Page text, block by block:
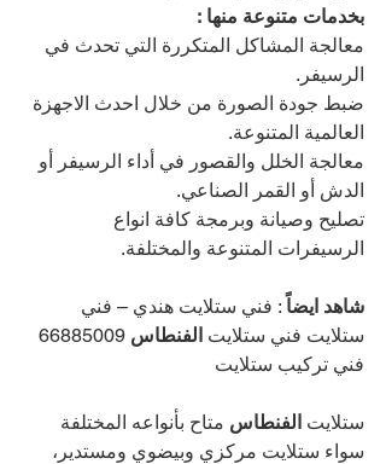
بخدمات متنوعة منها :
معالجة المشاكل المتكررة التي تحدث في
الرسيفر.
ضبط جودة الصورة من خلال احدث الاجهزة
العالمية المتنوعة.
معالجة الخلل والقصور في أداء الرسيفر أو
الدش أو القمر الصناعي.
تصليح وصيانة وبرمجة كافة انواع
الرسيفرات المتنوعة والمختلفة.
شاهد ايضاً : فني ستلايت هندي – فني
ستلايت فني ستلايت الفنطاس 66885009
فني تركيب ستلايت
ستلايت الفنطاس متاح بأنواعه المختلفة
سواء ستلايت مركزي وبيضوي ومستدير،